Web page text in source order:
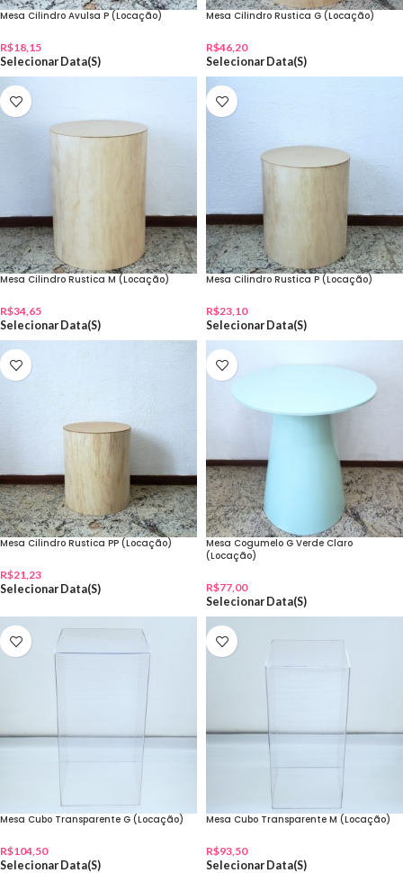
Mesa Cilindro Avulsa P (Locação)
R$18,15
Selecionar Data(s)
Mesa Cilindro Rustica G (Locação)
R$46,20
Selecionar Data(s)
Mesa Cilindro Rustica M (Locação)
R$34,65
Selecionar Data(s)
Mesa Cilindro Rustica P (Locação)
R$23,10
Selecionar Data(s)
Mesa Cilindro Rustica PP (Locação)
R$21,23
Selecionar Data(s)
Mesa Cogumelo G Verde Claro
(Locação)
R$77,00
Selecionar Data(s)
Mesa Cubo Transparente G (Locação)
R$104,50
Selecionar Data(s)
Mesa Cubo Transparente M (Locação)
R$93,50
Selecionar Data(s)